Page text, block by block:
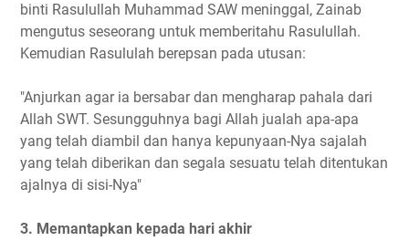
binti Rasulullah Muhammad SAW meninggal, Zainab
mengutus seseorang untuk memberitahu Rasulullah.
Kemudian Rasululah berepsan pada utusan:
"Anjurkan agar ia bersabar dan mengharap pahala dari
Allah SWT. Sesungguhnya bagi Allah jualah apa-apa
yang telah diambil dan hanya kepunyaan-Nya sajalah
yang telah diberikan dan segala sesuatu telah ditentukan
ajalnya di sisi-Nya"
3. Memantapkan kepada hari akhir